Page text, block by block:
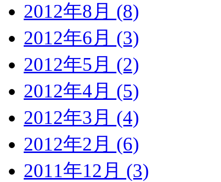
2012年8月 (8)
2012年6月 (3)
2012年5月 (2)
2012年4月 (5)
2012年3月 (4)
2012年2月 (6)
2011年12月 (3)